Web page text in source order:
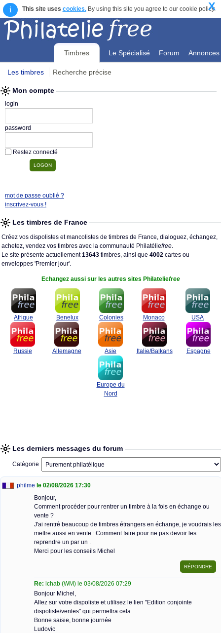
i This site uses cookies.By using this site you agree to our cookie policy.
X
Timbres Le Spécialisé Forum Annonces
Les timbres Recherche précise
Mon compte
login
password
Restez connecté
mot de passe oublié ?
inscrivez-vous !
Les timbres de France
Créez vos dispolistes et mancolistes de timbres de France, dialoguez, échangez,
achetez, vendez vos timbres avec la communauté Philatéliefree.
Le site présente actuellement13643 timbres, ainsi que 4002 cartes ou
enveloppes 'Premier jour'.
Echangez aussi sur les autres sites Philateliefree
Afrique Benelux Colonies Monaco USA
Russie Allemagne Asie Italie/Balkans Espagne
Europe du
Nord
Les derniers messages du forum
Catégorie
philme le 02/08/2026 17:30
Bonjour,
Comment procéder pour rentrer un timbre à la fois en échange ou
vente ?
J'ai rentré beaucoup de timbres étrangers en échange, je voudrais les
mettre aussi en vente : Comment faire pour ne pas devoir les
reprendre un par un .
Merci pour les conseils Michel
Re: lchab (WM) le 03/08/2026 07:29
Bonjour Michel,
Allez sur votre dispoliste et utilisez le lien "Edition conjointe
dispoliste/ventes" qui permettra cela.
Bonne saisie, bonne journée
Ludovic